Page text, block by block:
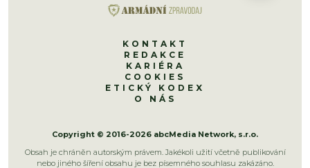
KONTAKT
REDAKCE
KARIÉRA
COOKIES
ETICKÝ KODEX
O NÁS
Copyright © 2016-2026 abcMedia Network, s.r.o.
Obsah je chráněn autorským právem. Jakékoli užití včetně publikování
nebo jiného šíření obsahu je bez písemného souhlasu zakázáno.